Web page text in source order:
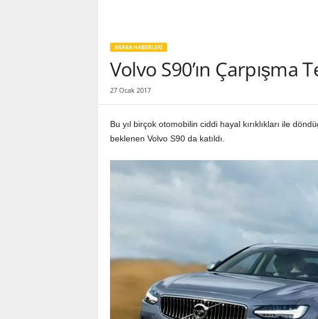
ARABA HABERLERI
Volvo S90’ın Çarpışma
27 Ocak 2017
Bu yıl birçok otomobilin ciddi hayal kırıklıkları ile
beklenen Volvo S90 da katıldı.